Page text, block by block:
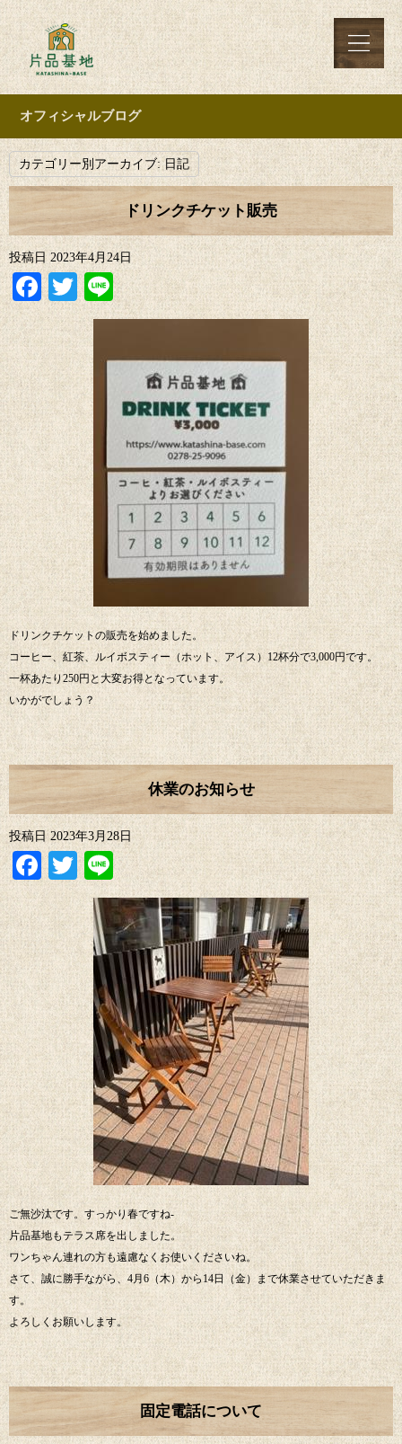
オフィシャルブログ
カテゴリー別アーカイブ:日記
ドリンクチケット販売
投稿日 2023年4月24日
Facebook
Twitter
Line
ドリンクチケットの販売を始めました。
コーヒー、紅茶、ルイボスティー（ホット、アイス）12杯分で3,000円です。
一杯あたり250円と大変お得となっています。
いかがでしょう？
休業のお知らせ
投稿日 2023年3月28日
Facebook
Twitter
Line
ご無沙汰です。すっかり春ですね-
片品基地もテラス席を出しました。
ワンちゃん連れの方も遠慮なくお使いくださいね。
さて、誠に勝手ながら、4月6（木）から14日（金）まで休業させていただきま
す。
よろしくお願いします。
固定電話について